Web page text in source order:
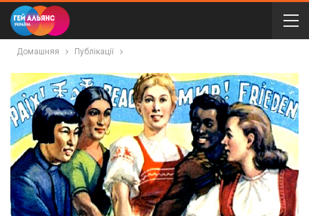
Домашняя Публікації